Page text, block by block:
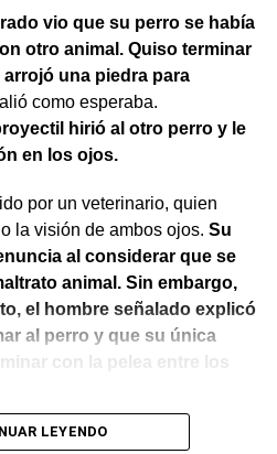
vio que su perro se había
otro animal. Quiso terminar
una piedra para
como esperaba.
hirió al otro perro y le
en los ojos.
por un veterinario, quien
la visión de ambos ojos. Su
al considerar que se
animal. Sin embargo,
el hombre señalado explicó
al perro y que su única
con la pelea entre los
el caso y resolvió desestimar
LEYENDO